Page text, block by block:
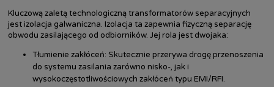
Kluczową zaletą technologiczną transformatorów separacyjnych
jest izolacja galwaniczna. Izolacja ta zapewnia fizyczną separację
obwodu zasilającego od odbiorników. Jej rola jest dwojaka:
Tłumienie zakłóceń: Skutecznie przerywa drogę przenoszenia
do systemu zasilania zarówno nisko-, jak i
wysokoczęstotliwościowych zakłóceń typu EMI/RFI.